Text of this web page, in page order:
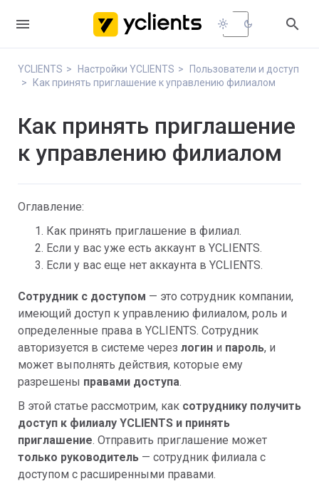
 light_mode dark_mode 
YCLIENTS Настройки YCLIENTS
Пользователи и доступ
Как принять приглашение к управлению филиалом
Как принять приглашение
к управлению филиалом
Оглавление:
Как принять приглашение в филиал.
Если у вас уже есть аккаунт в YCLIENTS.
Если у вас еще нет аккаунта в YCLIENTS.
Сотрудник с доступом — это сотрудник компании,
имеющий доступ к управлению филиалом, роль и
определенные права в YCLIENTS. Сотрудник
авторизуется в системе через логин и пароль, и
может выполнять действия, которые ему
разрешены правами доступа.
В этой статье рассмотрим, как сотруднику получить
доступ к филиалу YCLIENTS и принять
приглашение. Отправить приглашение может
только руководитель — сотрудник филиала с
доступом с расширенными правами.